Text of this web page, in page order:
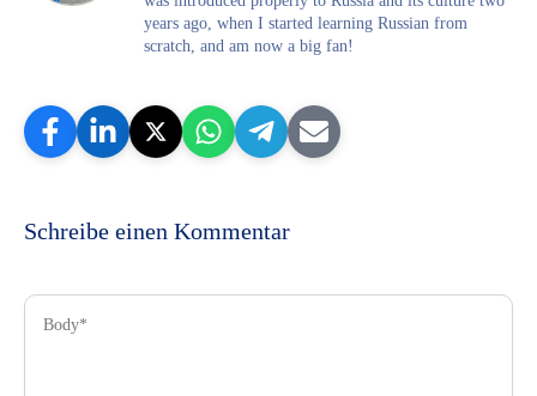
years ago, when I started learning Russian from
scratch, and am now a big fan!
Schreibe einen Kommentar